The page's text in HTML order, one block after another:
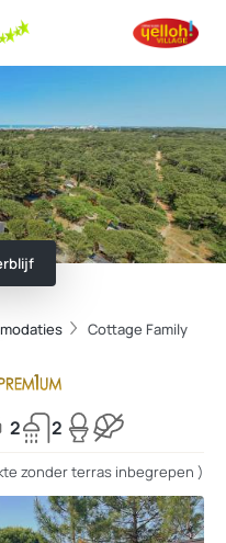
Cottage Family
2 2
zonder terras inbegrepen )